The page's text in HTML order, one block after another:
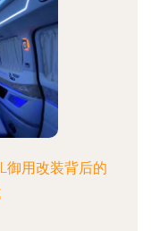
御用改装背后的